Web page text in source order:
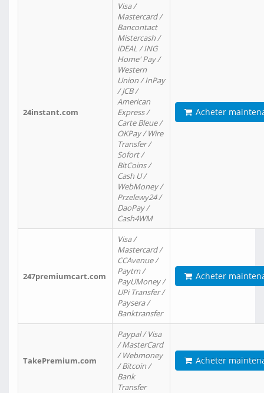
24instant.com
Visa /
Mastercard /
Bancontact
Mistercash /
iDEAL / ING
Home' Pay /
Western
Union / InPay
/ JCB /
American
Express /
Carte Bleue /
OKPay / Wire
Transfer /
Sofort /
BitCoins /
Cash U /
WebMoney /
Przelewy24 /
DaoPay /
Cash4WM
Acheter
247premiumcart.com
Visa /
Mastercard /
CCAvenue /
Paytm /
PayUMoney /
UPi Transfer /
Paysera /
Banktransfer
Acheter
TakePremium.com
Paypal / Visa
/ MasterCard
/ Webmoney
/ Bitcoin /
Bank
Transfer
Acheter